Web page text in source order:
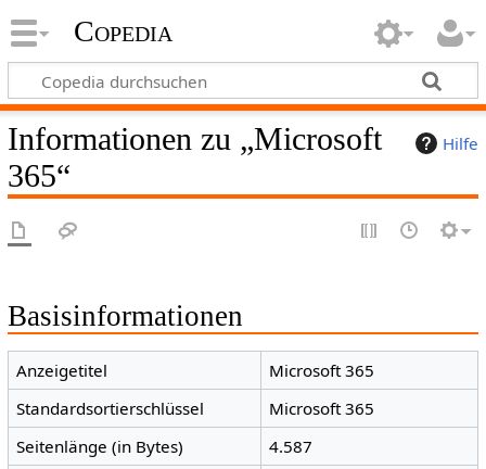
Copedia
Hilfe
Informationen zu „Microsoft
365“
Basisinformationen
Anzeigetitel
Microsoft 365
Standardsortierschlüssel
Microsoft 365
Seitenlänge (in Bytes)
4.587